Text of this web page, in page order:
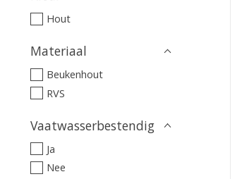
Hout
Materiaal
Beukenhout
RVS
Vaatwasserbestendig
Ja
Nee